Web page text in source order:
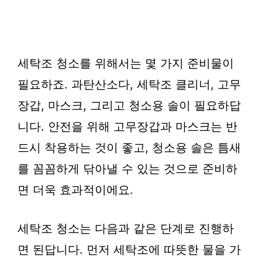
세탁조 청소를 위해서는 몇 가지 준비물이
필요하죠. 과탄산소다, 세탁조 클리너, 고무
장갑, 마스크, 그리고 청소용 솔이 필요하답
니다. 안전을 위해 고무장갑과 마스크는 반
드시 착용하는 것이 좋고, 청소용 솔은 틈새
를 꼼꼼하게 닦아낼 수 있는 것으로 준비하
면 더욱 효과적이에요.
세탁조 청소는 다음과 같은 단계로 진행하
면 된답니다. 먼저 세탁조에 따뜻한 물을 가